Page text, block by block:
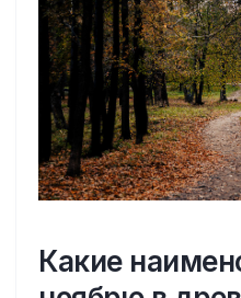
Какие